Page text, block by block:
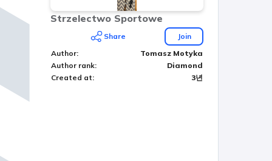
Strzelectwo Sportowe
Share
Join
Author:
Tomasz Motyka
Author rank:
Diamond
Created at: 3년